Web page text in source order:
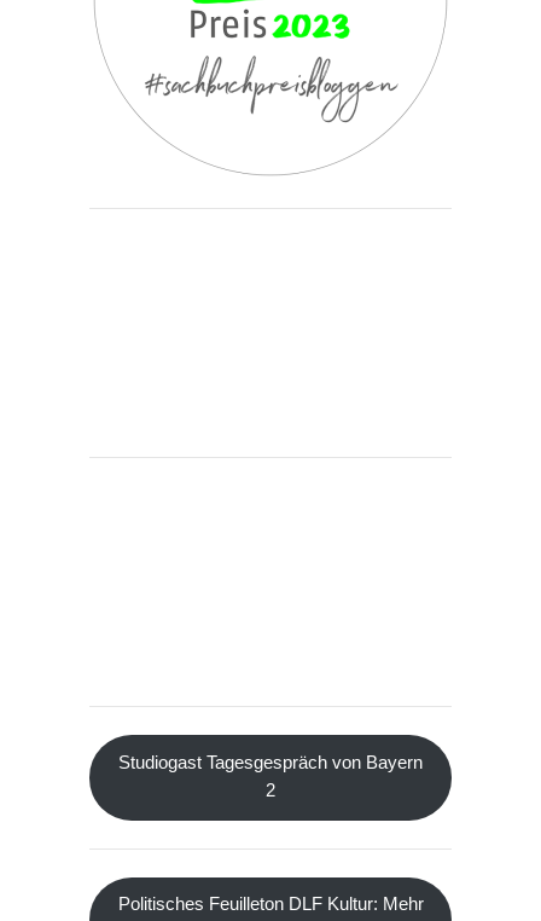
Studiogast Tagesgespräch von Bayern
2
Politisches Feuilleton DLF Kultur: Mehr